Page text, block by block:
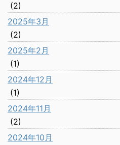
(2)
2025年3月
(2)
2025年2月
(1)
2024年12月
(1)
2024年11月
(2)
2024年10月